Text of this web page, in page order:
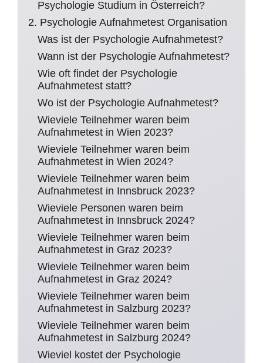
Psychologie Studium in Österreich?
2. Psychologie Aufnahmetest Organisation
Was ist der Psychologie Aufnahmetest?
Wann ist der Psychologie Aufnahmetest?
Wie oft findet der Psychologie
Aufnahmetest statt?
Wo ist der Psychologie Aufnahmetest?
Wieviele Teilnehmer waren beim
Aufnahmetest in Wien 2023?
Wieviele Teilnehmer waren beim
Aufnahmetest in Wien 2024?
Wieviele Teilnehmer waren beim
Aufnahmetest in Innsbruck 2023?
Wieviele Personen waren beim
Aufnahmetest in Innsbruck 2024?
Wieviele Teilnehmer waren beim
Aufnahmetest in Graz 2023?
Wieviele Teilnehmer waren beim
Aufnahmetest in Graz 2024?
Wieviele Teilnehmer waren beim
Aufnahmetest in Salzburg 2023?
Wieviele Teilnehmer waren beim
Aufnahmetest in Salzburg 2024?
Wieviel kostet der Psychologie